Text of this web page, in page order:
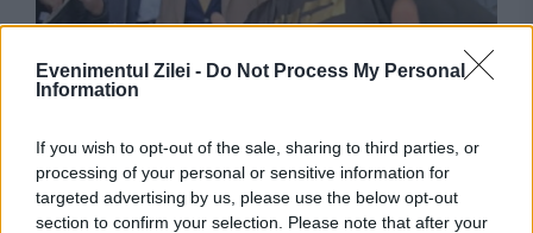
Evenimentul Zilei - Do Not Process My Personal
Information
If you wish to opt-out of the sale, sharing to third parties, or
processing of your personal or sensitive information for
targeted advertising by us, please use the below opt-out
section to confirm your selection. Please note that after your
Cum descrie Andrew Tate condițiile din
spatele gratiilor. „Țipă toată noaptea”